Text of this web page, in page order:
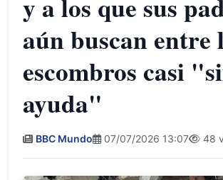
y a los que sus
aún buscan entre
escombros casi
ayuda"
BBC Mundo 07/07/2026 13:07 48